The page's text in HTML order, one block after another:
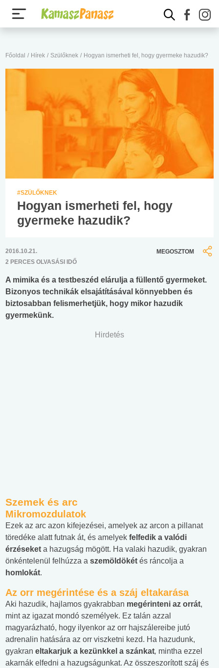
Főoldal / Hírek / Szülőknek / Hogyan ismerheti fel, hogy gyermeke hazudik?
#SZÜLŐKNEK
Hogyan ismerheti fel, hogy
gyermeke hazudik?
2016.10.21.
2 PERCES OLVASÁSI IDŐ
MEGOSZTOM
A mimika és a testbeszéd elárulja a füllentő gyermeket.
Bizonyos technikák elsajátításával könnyebben és
biztosabban felismerhetjük, hogy mikor hazudik
gyermekünk.
Hirdetés
Szemek és arc
Mikromozdulatok
Ezek az arc azon kifejezései, amelyek az arcon a pillanat
töredéke alatt futnak át, és amelyek felfedik a valódi
érzéseket a hazugság mögött. Ha valaki hazudik, gyakran
önkéntelenül felhúzza a szemöldökét és ráncolja a
homlokát.
Az orr megérintése és a száj eltakarása
Aki hazudik, hajlamos gyakrabban megérinteni az orrát,
mint az igazat mondó személyek. Ez talán azzal
magyarázható, hogy ilyenkor az orr hajszálereibe jutó
adrenalin hatására az orr viszketni kezd. Ha hazudunk,
gyakran eltakarjuk a kezünkkel a szánkat, mintha ezzel
akarnák elfedni a hazugságunkat. Az összeszorított száj és